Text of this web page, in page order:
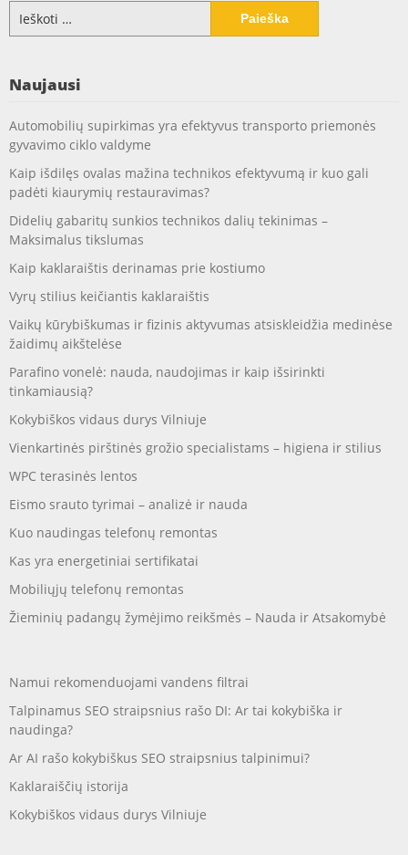
Ieškoti:
Naujausi
Automobilių supirkimas yra efektyvus transporto priemonės
gyvavimo ciklo valdyme
Kaip išdilęs ovalas mažina technikos efektyvumą ir kuo gali
padėti kiaurymių restauravimas?
Didelių gabaritų sunkios technikos dalių tekinimas –
Maksimalus tikslumas
Kaip kaklaraištis derinamas prie kostiumo
Vyrų stilius keičiantis kaklaraištis
Vaikų kūrybiškumas ir fizinis aktyvumas atsiskleidžia medinėse
žaidimų aikštelėse
Parafino vonelė: nauda, naudojimas ir kaip išsirinkti
tinkamiausią?
Kokybiškos vidaus durys Vilniuje
Vienkartinės pirštinės grožio specialistams – higiena ir stilius
WPC terasinės lentos
Eismo srauto tyrimai – analizė ir nauda
Kuo naudingas telefonų remontas
Kas yra energetiniai sertifikatai
Mobiliųjų telefonų remontas
Žieminių padangų žymėjimo reikšmės – Nauda ir Atsakomybė
Namui rekomenduojami vandens filtrai
Talpinamus SEO straipsnius rašo DI: Ar tai kokybiška ir
naudinga?
Ar AI rašo kokybiškus SEO straipsnius talpinimui?
Kaklaraiščių istorija
Kokybiškos vidaus durys Vilniuje